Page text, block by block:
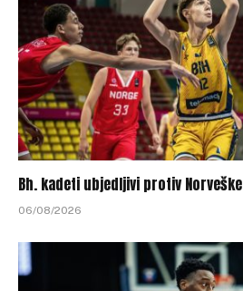
Bh. kadeti ubjedljivi protiv Norveške
06/08/2026